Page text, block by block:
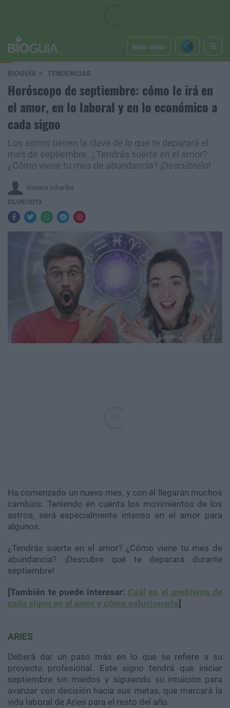
Iniciar sesión
BIOGUÍA TENDENCIAS
Horóscopo de septiembre: cómo le irá en
el amor, en lo laboral y en lo económico a
cada signo
Los astros tienen la clave de lo que te deparará el
mes de septiembre. ¿Tendrás suerte en el amor?
¿Cómo viene tu mes de abundancia? ¡Descúbrelo!
Simona Ichariba
03/09/2019
Ha comenzado un nuevo mes, y con él llegarán muchos
cambios. Teniendo en cuenta los movimientos de los
astros, será especialmente intenso en el amor para
algunos.
¿Tendrás suerte en el amor? ¿Cómo viene tu mes de
abundancia? ¡Descubre qué te deparará durante
septiembre!
[También te puede interesar: Cuál es el problema de
cada signo en el amor y cómo solucionarlo]
ARIES
Deberá dar un paso más en lo que se refiere a su
proyecto profesional. Este signo tendrá que iniciar
septiembre sin miedos y siguiendo su intuición para
avanzar con decisión hacia sus metas, que marcará la
vida laboral de Aries para el resto del año.